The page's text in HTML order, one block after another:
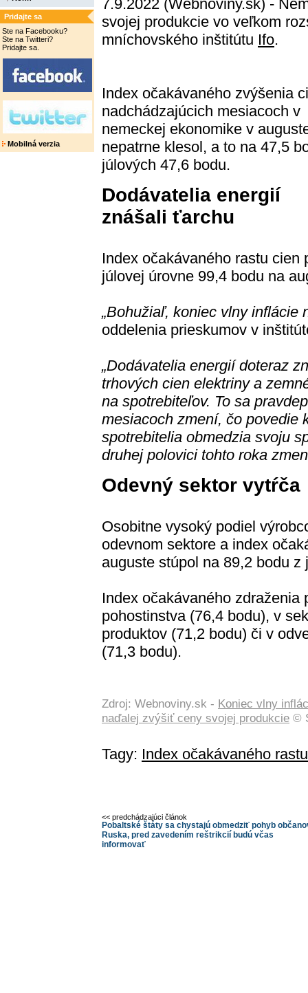
Pridajte sa
Ste na Facebooku?
Ste na Twitteri?
Pridajte sa.
Mobilná verzia
7.9.2022 (Webnoviny.sk) -
svojej produkcie vo veľkom
mníchovského inštitútu Ifo.
Index očakávaného zvýšenia
nadchádzajúcich mesiacoch v
nemeckej ekonomike v
nepatrne klesol, a to na 47,5
júlových 47,6 bodu.
Dodávatelia energií
znášali ťarchu
Index očakávaného rastu
júlovej úrovne 99,4 bodu na
„Bohužiaľ, koniec vlny inflácie
oddelenia prieskumov v
„Dodávatelia energií doteraz
trhových cien elektriny a
na spotrebiteľov. To sa
mesiacoch zmení, čo povedie
spotrebitelia obmedzia svoju
druhej polovici tohto roka
Odevný sektor vytŕča
Osobitne vysoký podiel
odevnom sektore a index
auguste stúpol na 89,2 bodu z
Index očakávaného
pohostinstva (76,4 bodu), v
produktov (71,2 bodu) či v
(71,3 bodu).
Zdroj: Webnoviny.sk - Koniec vlny
naďalej zvýšiť ceny svojej produkcie ©
Tagy: Index očakávaného
<< predchádzajúci článok
Pobaltské štáty sa chystajú obmedziť pohyb
Ruska, pred zavedením reštrikcií budú včas
informovať